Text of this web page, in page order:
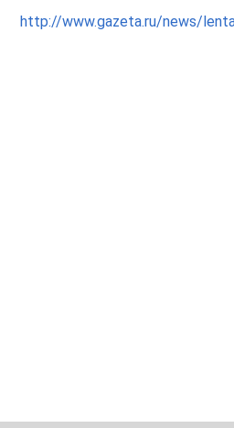
http://www.gazeta.ru/news/